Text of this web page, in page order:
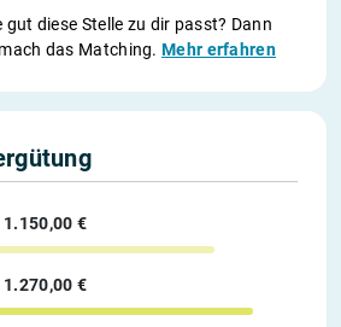
diese Stelle zu dir passt? Dann
das Matching.Mehr erfahren
€
€